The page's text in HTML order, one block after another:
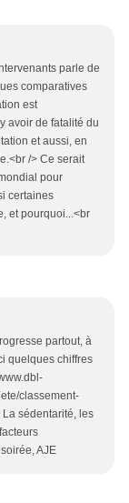
parle de
comparatives
est
avoir de fatalité du
et aussi, en
/> Ce serait
pour
certaines
et pourquoi...<br
partout, à
quelques chiffres
classement-
sédentarité, les
AJE